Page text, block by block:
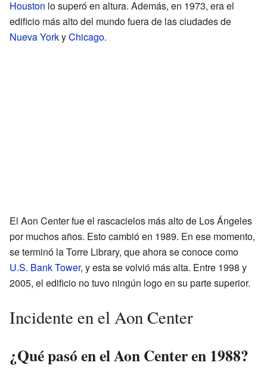
Houston lo superó en altura. Además, en 1973, era el
edificio más alto del mundo fuera de las ciudades de
Nueva YorkyChicago.
El Aon Center fue el rascacielos más alto de Los Ángeles
por muchos años. Esto cambió en 1989. En ese momento,
se terminó la Torre Library, que ahora se conoce como
U.S. Bank Tower, y esta se volvió más alta. Entre 1998 y
2005, el edificio no tuvo ningún logo en su parte superior.
Incidente en el Aon Center
¿Qué pasó en el Aon Center en 1988?